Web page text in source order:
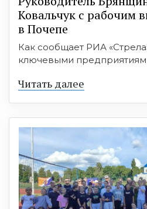
Ковальчук с рабочим
в Почепе
Как сообщает РИА
ключевыми
Читать далее